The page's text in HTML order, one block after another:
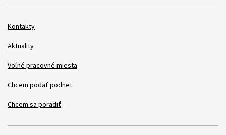
Kontakty
Aktuality
Voľné pracovné miesta
Chcem podať podnet
Chcem sa poradiť